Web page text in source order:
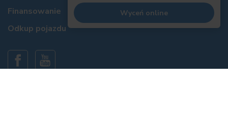
Finansowanie
Odkup pojazdu
Wyceń online